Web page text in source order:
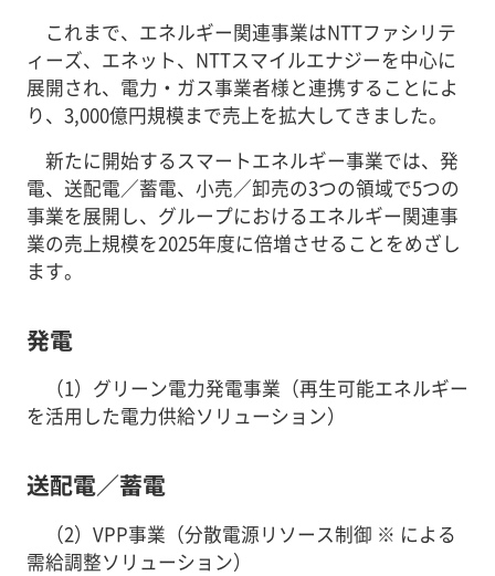
これまで、エネルギー関連事業はNTTファシリテ
ィーズ、エネット、NTTスマイルエナジーを中心に
展開され、電力・ガス事業者様と連携することによ
り、3,000億円規模まで売上を拡大してきました。
新たに開始するスマートエネルギー事業では、発
電、送配電／蓄電、小売／卸売の3つの領域で5つの
事業を展開し、グループにおけるエネルギー関連事
業の売上規模を2025年度に倍増させることをめざし
ます。
発電
（1）グリーン電力発電事業（再生可能エネルギー
を活用した電力供給ソリューション）
送配電／蓄電
（2）VPP事業（分散電源リソース制御 ※ による
需給調整ソリューション）